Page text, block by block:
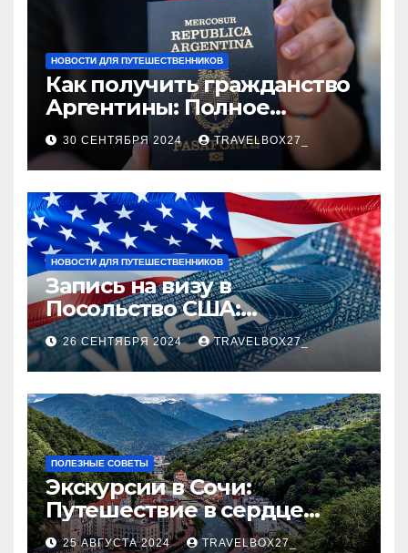
НОВОСТИ ДЛЯ ПУТЕШЕСТВЕННИКОВ
Как получить гражданство
Аргентины: Полное
руководство
30 СЕНТЯБРЯ 2024 TRAVELBOX27_
НОВОСТИ ДЛЯ ПУТЕШЕСТВЕННИКОВ
Запись на визу в
Посольство США:
Пошаговое руководство
26 СЕНТЯБРЯ 2024 TRAVELBOX27_
ПОЛЕЗНЫЕ СОВЕТЫ
Экскурсии в Сочи:
Путешествие в сердце
Черноморского курорта
25 АВГУСТА 2024 TRAVELBOX27_